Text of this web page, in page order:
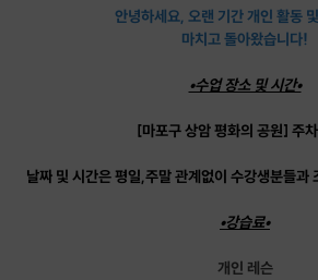
안녕하세요, 오랜 기간 개인 활동
마치고 돌아왔습니다!
•수업 장소 및 시간•
[마포구 상암 평화의 공원] 주
날짜 및 시간은 평일,주말 관계없이 수강생분들과
•강습료•
개인 레슨